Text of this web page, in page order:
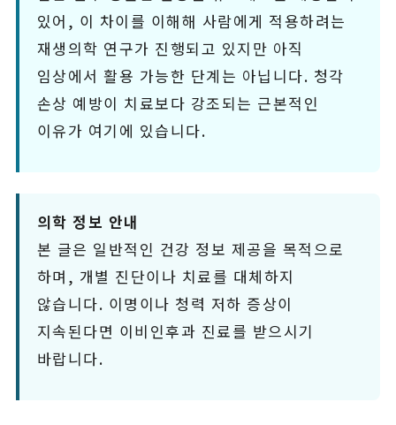
있어, 이 차이를 이해해 사람에게 적용하려는
재생의학 연구가 진행되고 있지만 아직
임상에서 활용 가능한 단계는 아닙니다. 청각
손상 예방이 치료보다 강조되는 근본적인
이유가 여기에 있습니다.
의학 정보 안내
본 글은 일반적인 건강 정보 제공을 목적으로
하며, 개별 진단이나 치료를 대체하지
않습니다. 이명이나 청력 저하 증상이
지속된다면 이비인후과 진료를 받으시기
바랍니다.